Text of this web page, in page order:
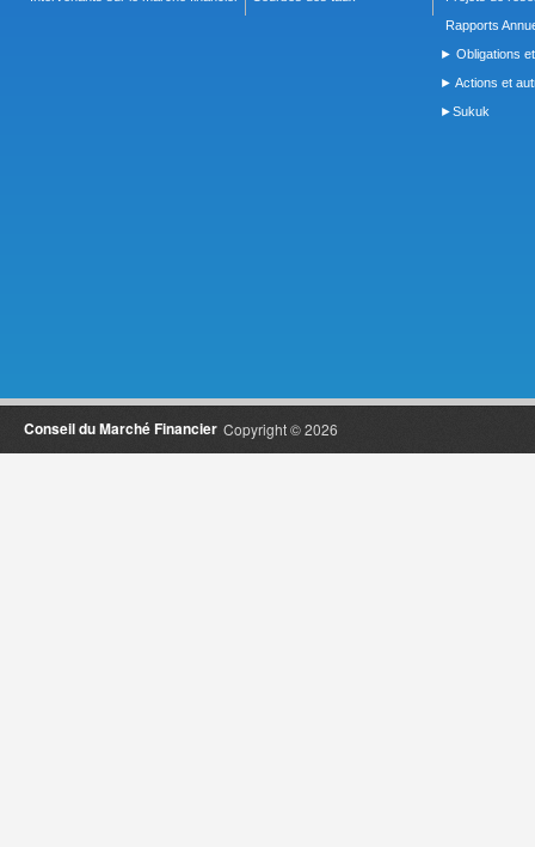
Rapports
► Obligations
► Actions et
►Sukuk
Copyright © 2026
Conseil du Marché Financier